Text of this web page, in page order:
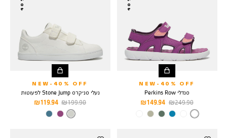
NEW-40% OFF
סנדלי Perkins Row
מחיר
מוצר
149.94 ₪
מחיר
רגיל
249.90 ₪
צבע
BRIGHT
NEW-40% OFF
נעלי סניקרס Stone Jump לפעוטות
מחיר
מוצר
119.94 ₪
מחיר
199.90 ₪
צבע
WHITE